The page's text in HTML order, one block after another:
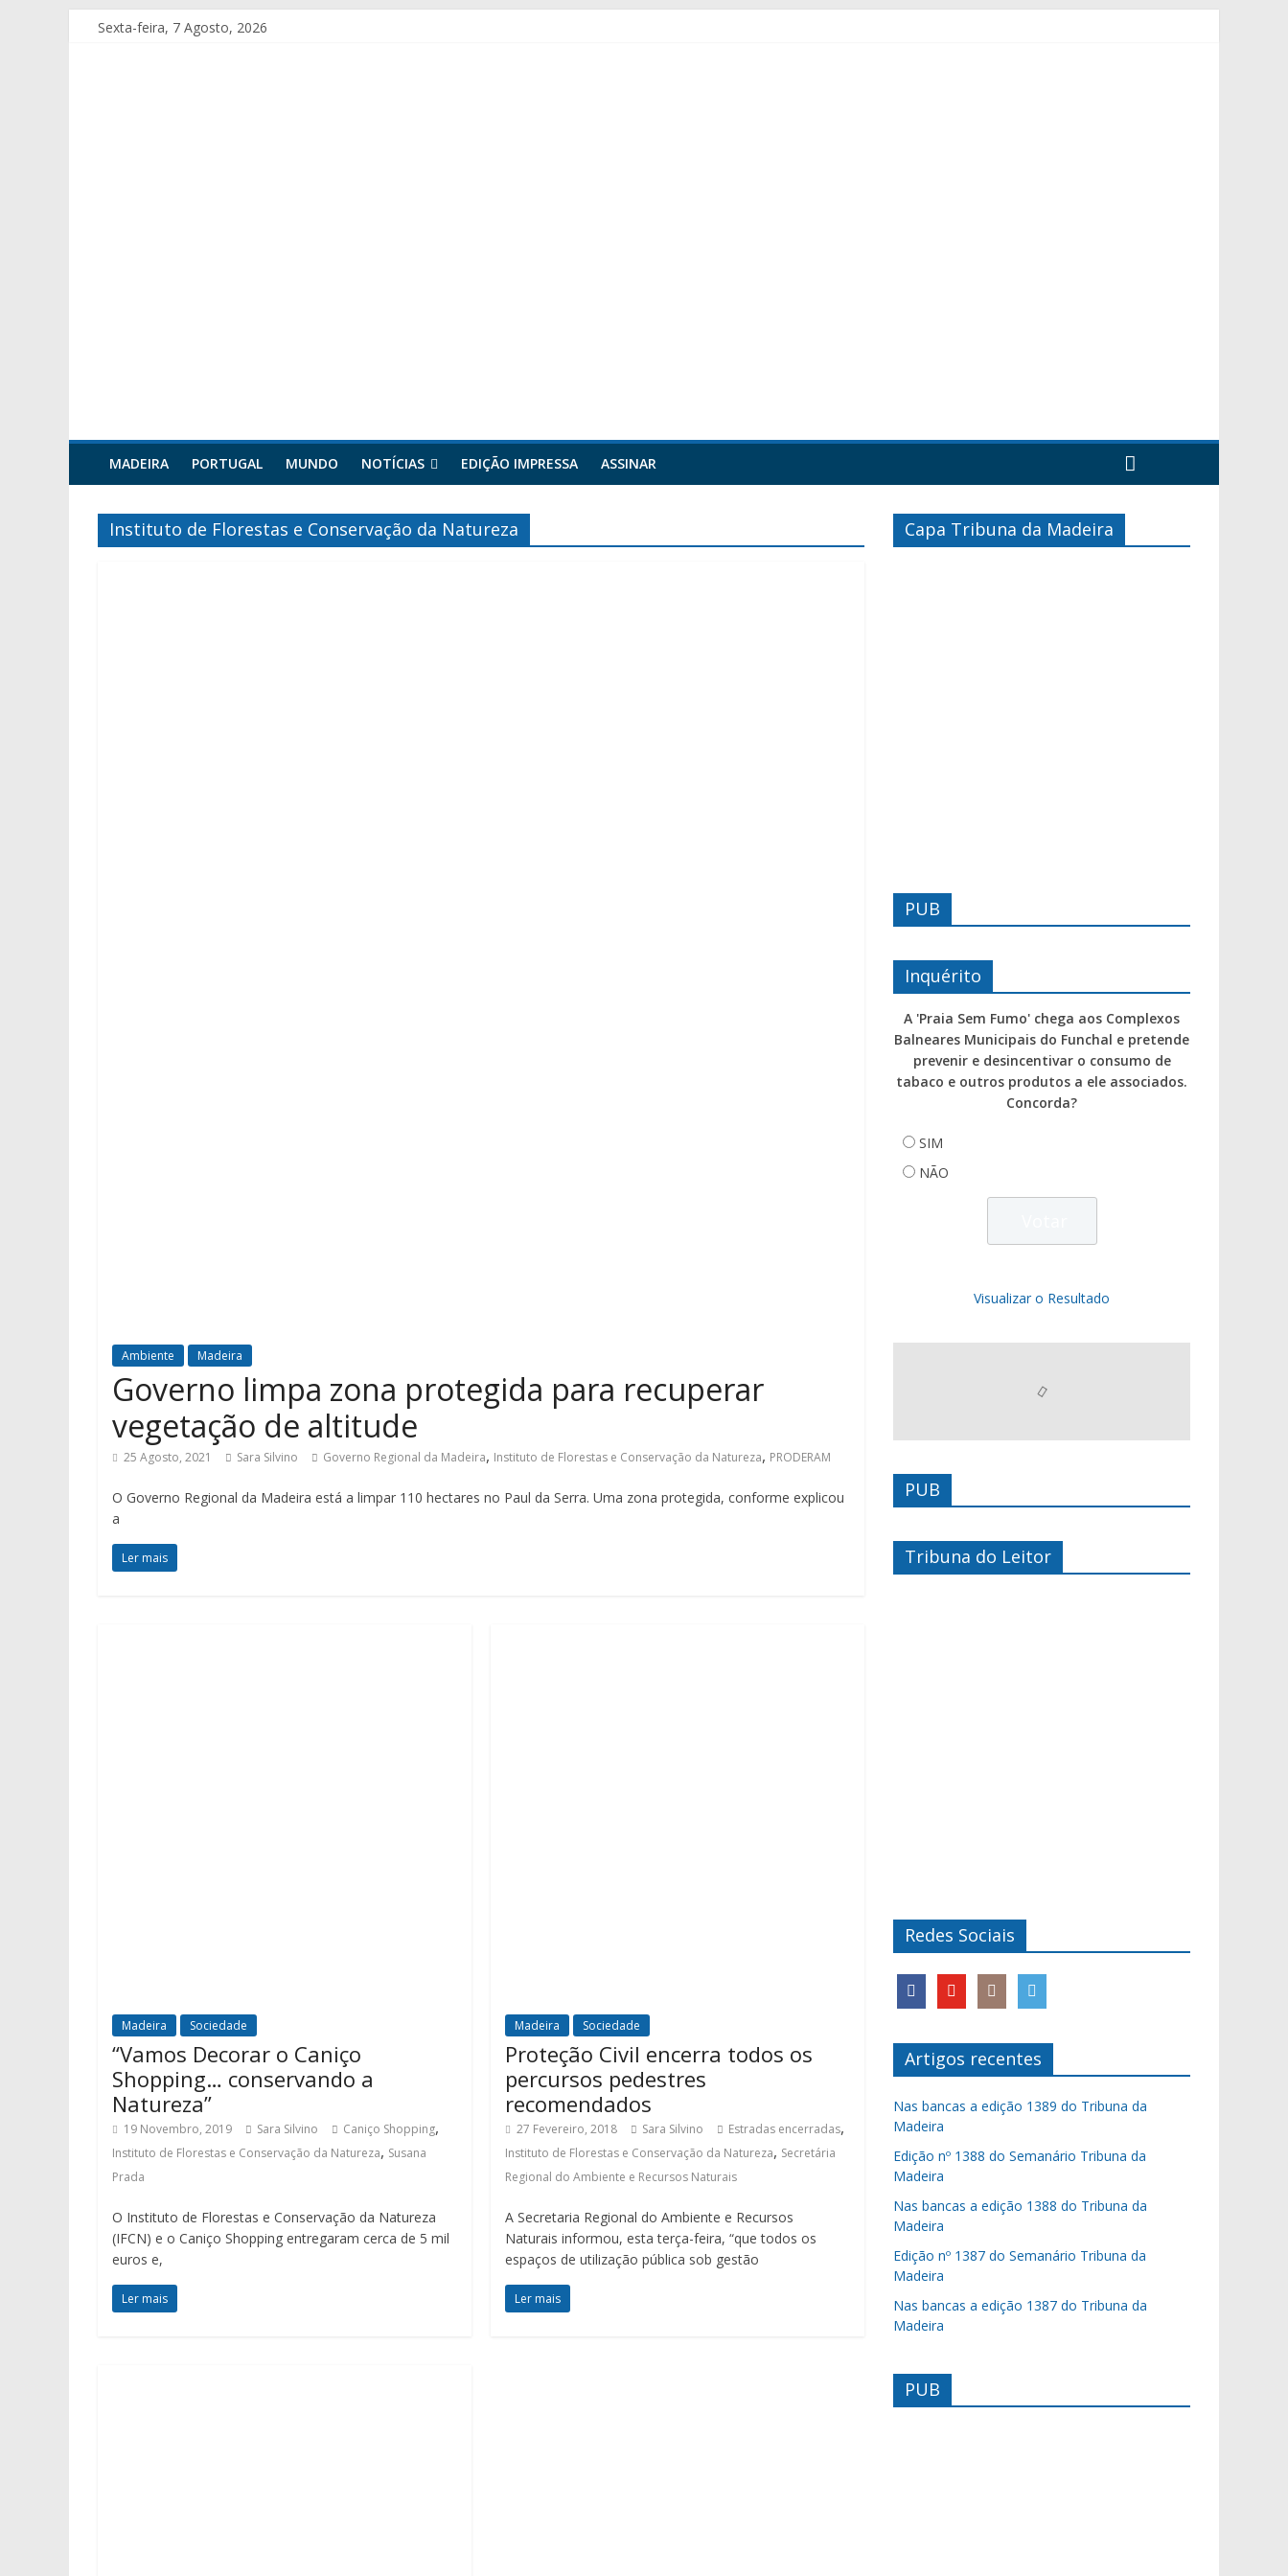
Sexta-feira, 7 Agosto, 2026
MADEIRA PORTUGAL MUNDO NOTÍCIAS EDIÇÃO IMPRESSA ASSINAR
Instituto de Florestas e Conservação da Natureza
Ambiente Madeira
Governo limpa zona protegida para recuperar
vegetação de altitude
25 Agosto, 2021 Sara Silvino Governo Regional da Madeira, Instituto de Florestas e Conservação da Natureza, PRODERAM
O Governo Regional da Madeira está a limpar 110 hectares no Paul da Serra. Uma zona protegida, conforme explicou
a
Ler mais
Madeira Sociedade
“Vamos Decorar o Caniço
Shopping… conservando a
Natureza”
19 Novembro, 2019 Sara Silvino Caniço Shopping,
Instituto de Florestas e Conservação da Natureza, Susana
Prada
O Instituto de Florestas e Conservação da Natureza
(IFCN) e o Caniço Shopping entregaram cerca de 5 mil
euros e,
Ler mais
Madeira Sociedade
Proteção Civil encerra todos os
percursos pedestres
recomendados
27 Fevereiro, 2018 Sara Silvino Estradas encerradas,
Instituto de Florestas e Conservação da Natureza, Secretária
Regional do Ambiente e Recursos Naturais
A Secretaria Regional do Ambiente e Recursos
Naturais informou, esta terça-feira, “que todos os
espaços de utilização pública sob gestão
Ler mais
Capa Tribuna da Madeira
PUB
Inquérito
A 'Praia Sem Fumo' chega aos Complexos
Balneares Municipais do Funchal e pretende
prevenir e desincentivar o consumo de
tabaco e outros produtos a ele associados.
Concorda?
SIM
NÃO
Visualizar o Resultado
PUB
Tribuna do Leitor
Redes Sociais
Artigos recentes
Nas bancas a edição 1389 do Tribuna da
Madeira
Edição nº 1388 do Semanário Tribuna da
Madeira
Nas bancas a edição 1388 do Tribuna da
Madeira
Edição nº 1387 do Semanário Tribuna da
Madeira
Nas bancas a edição 1387 do Tribuna da
Madeira
PUB